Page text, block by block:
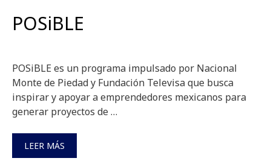
POSiBLE
POSiBLE es un programa impulsado por Nacional
Monte de Piedad y Fundación Televisa que busca
inspirar y apoyar a emprendedores mexicanos para
generar proyectos de …
LEER MÁS